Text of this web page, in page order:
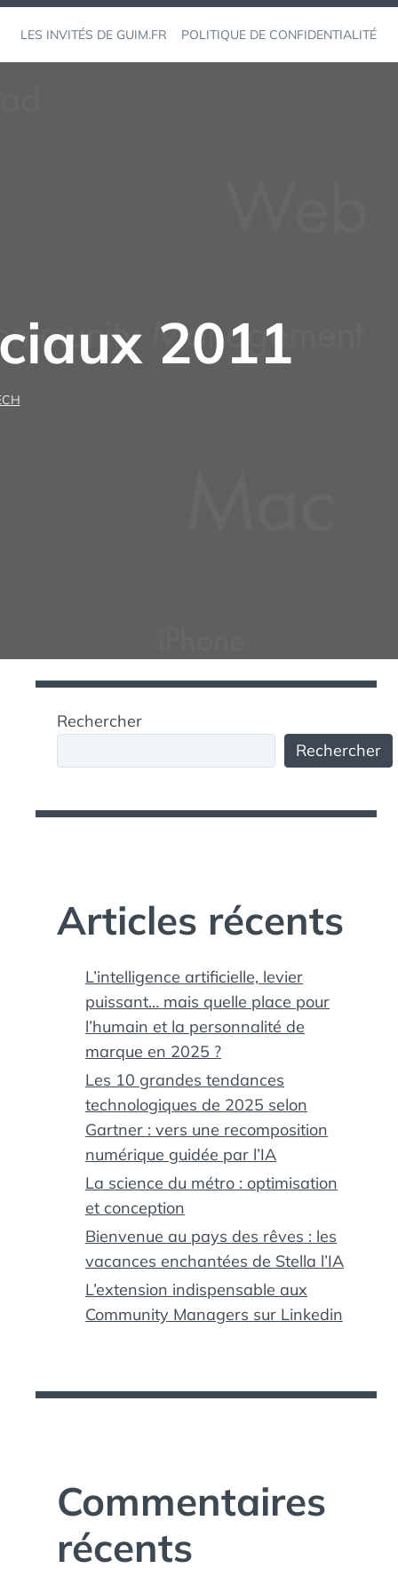
LES INVITÉS DE GUIM.FR POLITIQUE DE CONFIDENTIALITÉ
2011
Rechercher
Rechercher
Articles récents
L’intelligence artificielle, levier
puissant… mais quelle place pour
l’humain et la personnalité de
marque en 2025 ?
Les 10 grandes tendances
technologiques de 2025 selon
Gartner : vers une recomposition
numérique guidée par l’IA
La science du métro : optimisation
et conception
Bienvenue au pays des rêves : les
vacances enchantées de Stella l’IA
L’extension indispensable aux
Community Managers sur Linkedin
Commentaires
récents